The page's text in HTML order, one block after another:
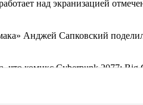
над экранизацией
Анджей Сапковский
что комикс Cyberpunk 2077: